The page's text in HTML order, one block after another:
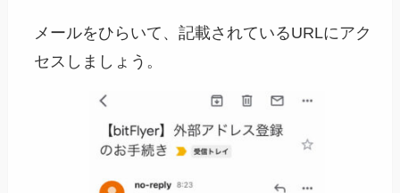
メールをひらいて、記載されているURLにアク
セスしましょう。